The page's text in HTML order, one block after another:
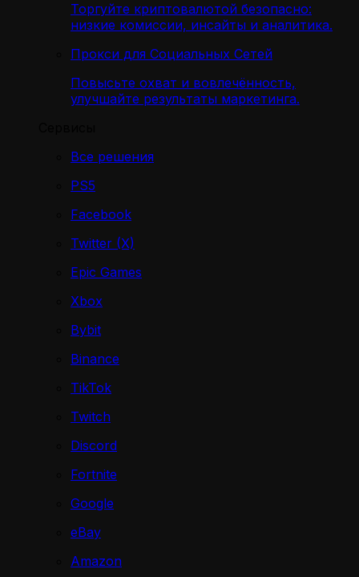
Торгуйте криптовалютой безопасно:
низкие комиссии, инсайты и аналитика.
Прокси для Социальных Сетей
Повысьте охват и вовлечённость,
улучшайте результаты маркетинга.
Все решения
PS5
Facebook
Twitter (X)
Epic Games
Xbox
Bybit
Binance
TikTok
Twitch
Discord
Fortnite
Google
eBay
Amazon